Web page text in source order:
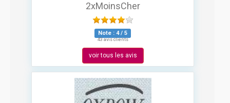
2xMoinsCher
Note : 4/ 5
43 avis clients
voir tous les avis